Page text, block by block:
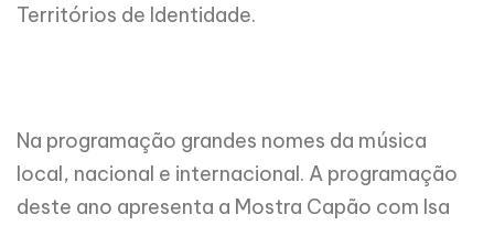
Territórios de Identidade.
Na programação grandes nomes da música
local, nacional e internacional. A programação
deste ano apresenta a Mostra Capão com Isa